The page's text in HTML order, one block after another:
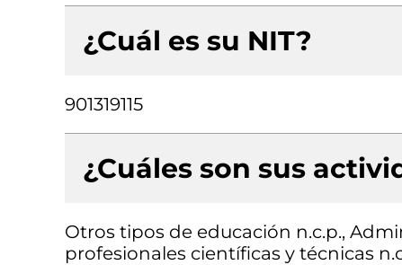
¿Cuál es su NIT?
901319115
¿Cuáles son sus
Otros tipos de educación n.c.p.,
profesionales científicas y técnicas